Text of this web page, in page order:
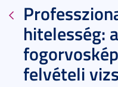
hitelesség:
felvételi